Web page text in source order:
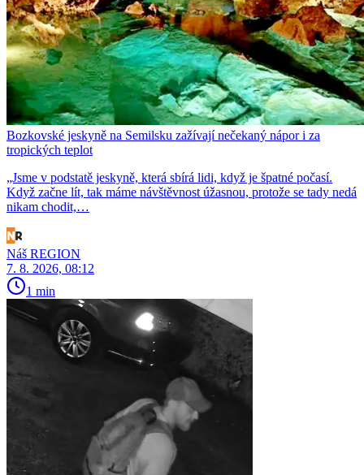
Bozkovské jeskyně na Semilsku zažívají nečekaný nápor i za
tropických teplot
„Jsme v podstatě jeskyně, která sbírá lidi, když je špatné počasí.
Když začne lít, tak máme návštěvnost úžasnou, protože se tady nedá
nikam chodit,…
Náš REGION
7. 8. 2026, 08:12
1 min